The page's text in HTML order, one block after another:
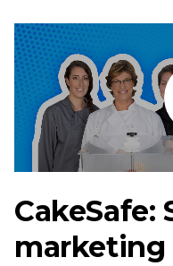
CakeSafe:
marketing